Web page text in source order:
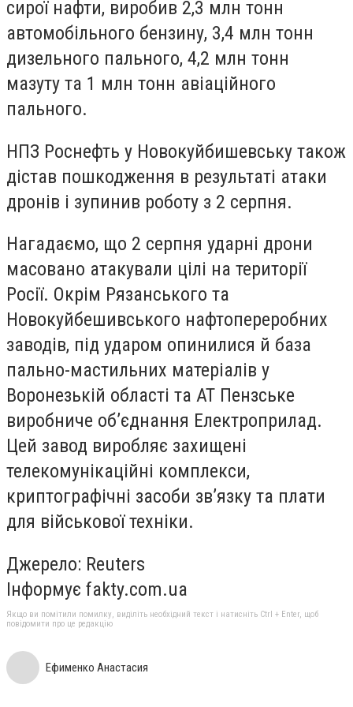
сирої нафти, виробив 2,3 млн тонн
автомобільного бензину, 3,4 млн тонн
дизельного пального, 4,2 млн тонн
мазуту та 1 млн тонн авіаційного
пального.
НПЗ Роснефть у Новокуйбишевську також
дістав пошкодження в результаті атаки
дронів і зупинив роботу з 2 серпня.
Нагадаємо, що 2 серпня ударні дрони
масовано атакували цілі на території
Росії. Окрім Рязанського та
Новокуйбешивського нафтопереробних
заводів, під ударом опинилися й база
пально-мастильних матеріалів у
Воронезькій області та АТ Пензське
виробниче об’єднання Електроприлад.
Цей завод виробляє захищені
телекомунікаційні комплекси,
криптографічні засоби зв’язку та плати
для військової техніки.
Джерело: Reuters
Інформує fakty.com.ua
Якщо ви помітили помилку, виділіть необхідний текст і натисніть Ctrl + Enter, щоб
повідомити про це редакцію
Ефименко Анастасия